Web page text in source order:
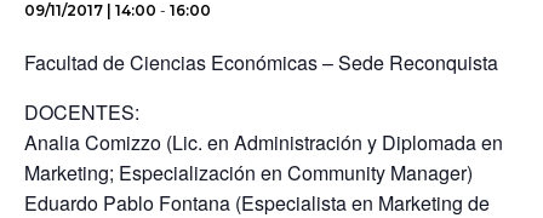
09/11/2017 | 14:00 - 16:00
Facultad de Ciencias Económicas – Sede Reconquista
DOCENTES:
Analia Comizzo (Lic. en Administración y Diplomada en
Marketing; Especialización en Community Manager)
Eduardo Pablo Fontana (Especialista en Marketing de